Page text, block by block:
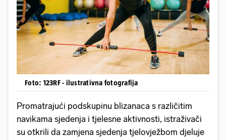
Foto: 123RF - ilustrativna fotografija
Promatrajući podskupinu blizanaca s različitim
navikama sjedenja i tjelesne aktivnosti, istraživači
su otkrili da zamjena sjedenja tjelovježbom djeluje